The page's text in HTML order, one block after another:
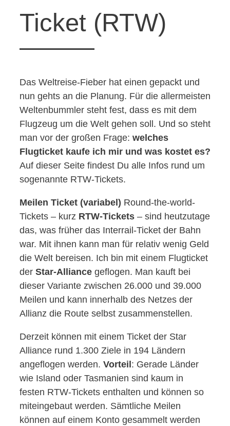
Ticket (RTW)
Das Weltreise-Fieber hat einen gepackt und
nun gehts an die Planung. Für die allermeisten
Weltenbummler steht fest, dass es mit dem
Flugzeug um die Welt gehen soll. Und so steht
man vor der großen Frage: welches
Flugticket kaufe ich mir und was kostet es?
Auf dieser Seite findest Du alle Infos rund um
sogenannte RTW-Tickets.
Meilen Ticket (variabel) Round-the-world-
Tickets – kurz RTW-Tickets – sind heutzutage
das, was früher das Interrail-Ticket der Bahn
war. Mit ihnen kann man für relativ wenig Geld
die Welt bereisen. Ich bin mit einem Flugticket
der Star-Alliance geflogen. Man kauft bei
dieser Variante zwischen 26.000 und 39.000
Meilen und kann innerhalb des Netzes der
Allianz die Route selbst zusammenstellen.
Derzeit können mit einem Ticket der Star
Alliance rund 1.300 Ziele in 194 Ländern
angeflogen werden. Vorteil : Gerade Länder
wie Island oder Tasmanien sind kaum in
festen RTW-Tickets enthalten und können so
miteingebaut werden. Sämtliche Meilen
können auf einem Konto gesammelt werden